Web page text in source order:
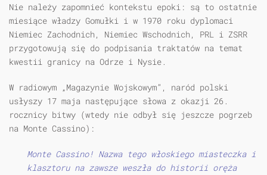
Nie należy zapomnieć kontekstu epoki: są to ostatnie
miesiące władzy Gomułki i w 1970 roku dyplomaci
Niemiec Zachodnich, Niemiec Wschodnich, PRL i ZSRR
przygotowują się do podpisania traktatów na temat
kwestii granicy na Odrze i Nysie.
W radiowym „Magazynie Wojskowym”, naród polski
usłyszy 17 maja następujące słowa z okazji 26.
rocznicy bitwy (wtedy nie odbył się jeszcze pogrzeb
na Monte Cassino):
Monte Cassino! Nazwa tego włoskiego miasteczka i
klasztoru na zawsze weszła do historii oręża